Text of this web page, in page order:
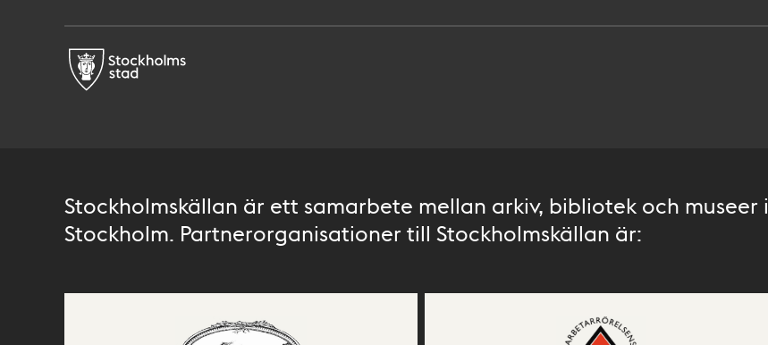
Stockholmskällan är ett samarbete mellan arkiv, bibliotek och museer i
Stockholm. Partnerorganisationer till Stockholmskällan är: